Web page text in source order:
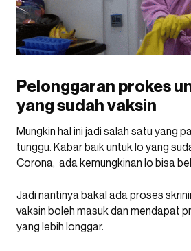
Pelonggaran prokes
yang sudah vaksin
Mungkin hal ini jadi salah satu yang
tunggu. Kabar baik untuk lo yang
Corona, ada kemungkinan lo bisa
Jadi nantinya bakal ada proses
vaksin boleh masuk dan mendapat
yang lebih longgar.